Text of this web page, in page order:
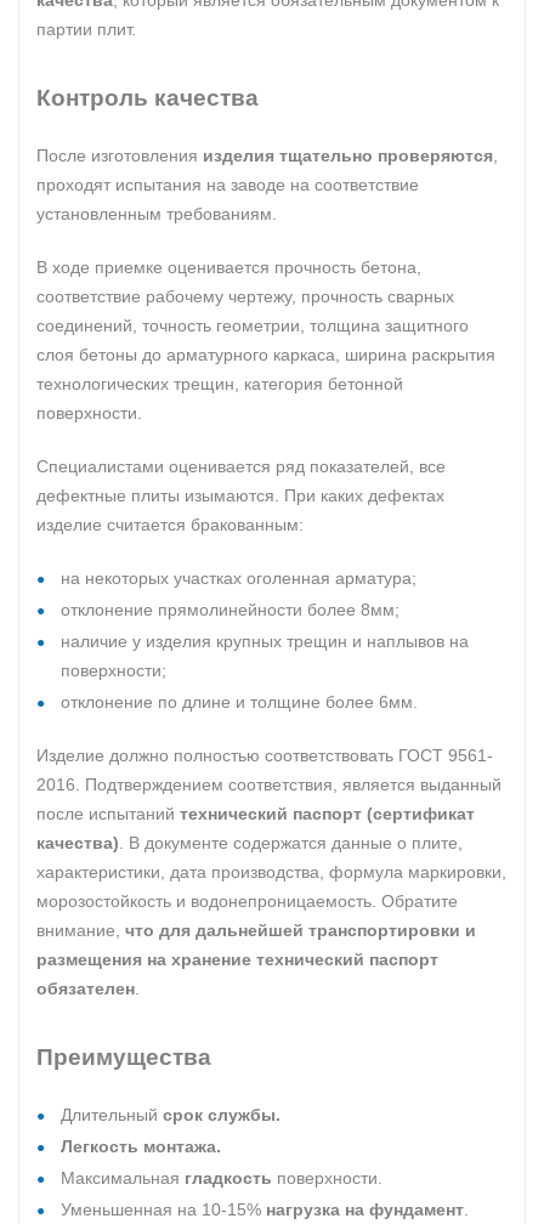
партии плит.
Контроль качества
После изготовления изделия тщательно проверяются
проходят испытания на заводе на соответствие
установленным требованиям.
В ходе приемке оценивается прочность бетона,
соответствие рабочему чертежу, прочность сварных
соединений, точность геометрии, толщина защитного
слоя бетоны до арматурного каркаса, ширина раскрытия
технологических трещин, категория бетонной
поверхности.
Специалистами оценивается ряд показателей, все
дефектные плиты изымаются. При каких дефектах
изделие считается бракованным:
на некоторых участках оголенная арматура;
отклонение прямолинейности более 8мм;
наличие у изделия крупных трещин и наплывов на
поверхности;
отклонение по длине и толщине более 6мм.
Изделие должно полностью соответствовать ГОСТ 9561-
2016. Подтверждением соответствия, является выданный
после испытаний технический паспорт (сертификат
качества) . В документе содержатся данные о плите,
характеристики, дата производства, формула маркировки,
морозостойкость и водонепроницаемость. Обратите
внимание, что для дальнейшей транспортировки и
размещения на хранение технический паспорт
обязателен
Преимущества
Длительный срок службы.
Легкость монтажа.
Максимальная гладкость поверхности.
Уменьшенная на 10-15% нагрузка на фундамент